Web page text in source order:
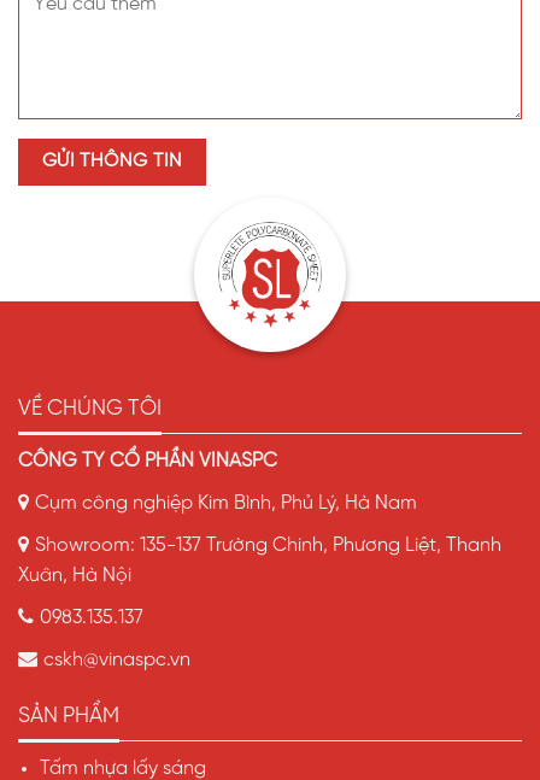
VỀ CHÚNG TÔI
CÔNG TY CỔ PHẦN VINASPC
Cụm công nghiệp Kim Bình, Phủ Lý, Hà Nam
Showroom: 135-137 Trường Chinh, Phương Liệt, Thanh
Xuân, Hà Nội
0983.135.137
cskh@vinaspc.vn
SẢN PHẨM
Tấm nhựa lấy sáng